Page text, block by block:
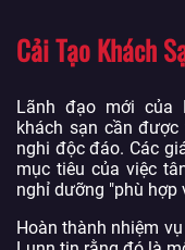
Cải Tạo Khách
Lãnh đạo mới của
khách sạn cần
nghi độc đáo. Các
mục tiêu của việc
nghỉ dưỡng "phù hợp
Hoàn thành nhiệm